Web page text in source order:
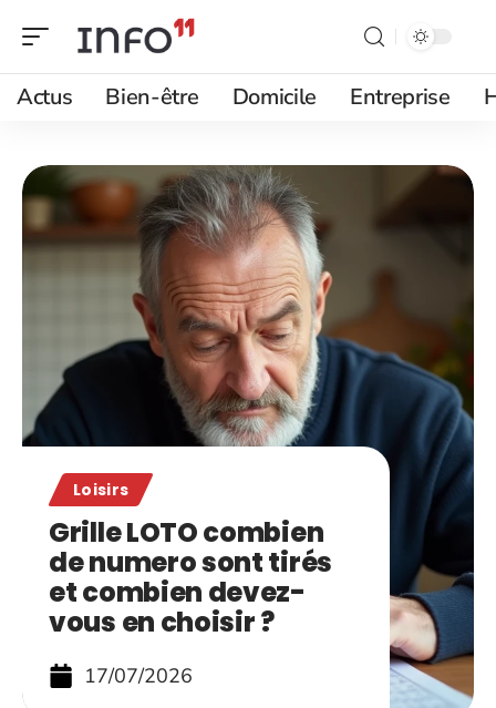
Actus Bien-être Domicile Entreprise
Loisirs
Grille LOTO combien
de numero sont tirés
et combien devez-
vous en choisir ?
17/07/2026